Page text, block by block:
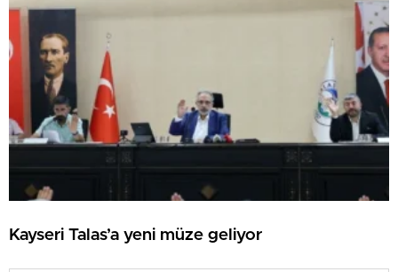
Kayseri Talas’a yeni müze geliyor